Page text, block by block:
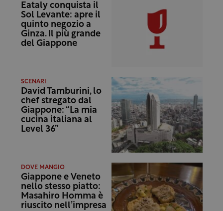
Eataly conquista il
Sol Levante: apre il
quinto negozio a
Ginza. Il più grande
del Giappone
SCENARI
David Tamburini, lo
chef stregato dal
Giappone: “La mia
cucina italiana al
Level 36”
DOVE MANGIO
Giappone e Veneto
nello stesso piatto:
Masahiro Homma è
riuscito nell’impresa